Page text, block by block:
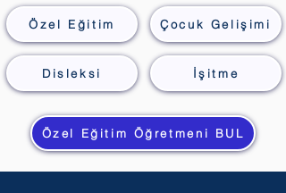
Özel Eğitim Öğretmeni BUL
Özel Eğitim
Disleksi İşitme
Çocuk Gelişimi